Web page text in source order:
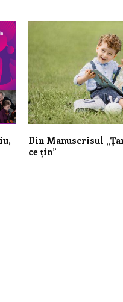
Din Manuscrisul
ce țin”